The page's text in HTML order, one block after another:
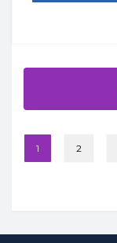
1 2